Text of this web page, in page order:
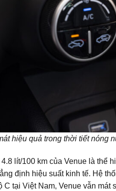
hiệu quả trong thời tiết nóng
lít/100 km của Venue là
định hiệu suất kinh tế. Hệ
C tại Việt Nam, Venue vẫn